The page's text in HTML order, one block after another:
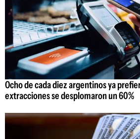
Ocho de cada diez argentinos ya
extracciones se desplomaron un 60%